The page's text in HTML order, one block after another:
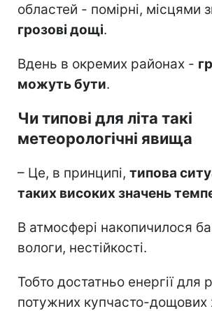
областей - помірні, місцями
грозові дощі.
Вдень в окремих районах -
можуть бути.
Чи типові для літа такі
метеорологічні явища
– Це, в принципі, типова
таких високих значень
В атмосфері накопичилося
вологи, нестійкості.
Тобто достатньо енергії для
потужних купчасто-дощових